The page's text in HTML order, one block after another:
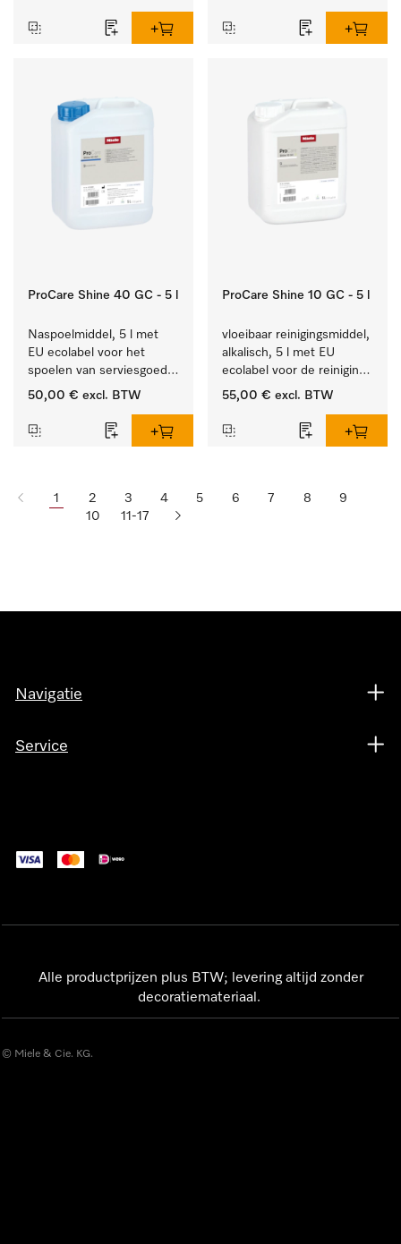
ProCare Shine 40 GC - 5 l
Naspoelmiddel, 5 l met
EU ecolabel voor het
spoelen van serviesgoed,
bestek en glazen.
50,00 € excl. BTW
ProCare Shine 10 GC - 5 l
vloeibaar reinigingsmiddel,
alkalisch, 5 l met EU
ecolabel voor de reiniging
van alledaags vuil op
glazen.
55,00 € excl. BTW
1 2 3 4 5 6 7 8
9
10
11-17
Navigatie
Service
Alle productprijzen plus BTW; levering altijd zonder
decoratiemateriaal.
© Miele & Cie. KG.